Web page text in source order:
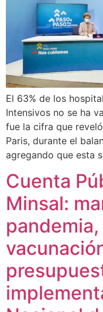
El 63% de los
Intensivos no se ha
fue la cifra que
Paris, durante el
agregando que esta
Cuenta
Minsal: